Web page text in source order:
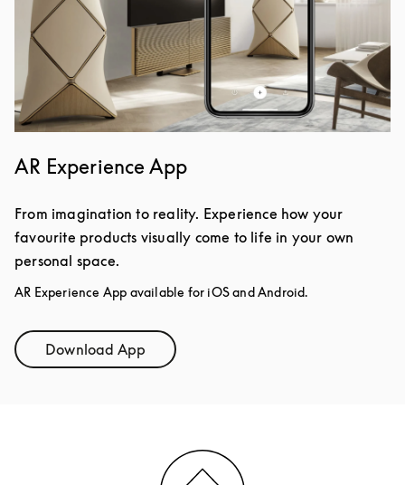
AR Experience App
From imagination to reality. Experience how your
favourite products visually come to life in your own
personal space.
AR Experience App available for iOS and Android.
Download AppLink Opens in New Tab